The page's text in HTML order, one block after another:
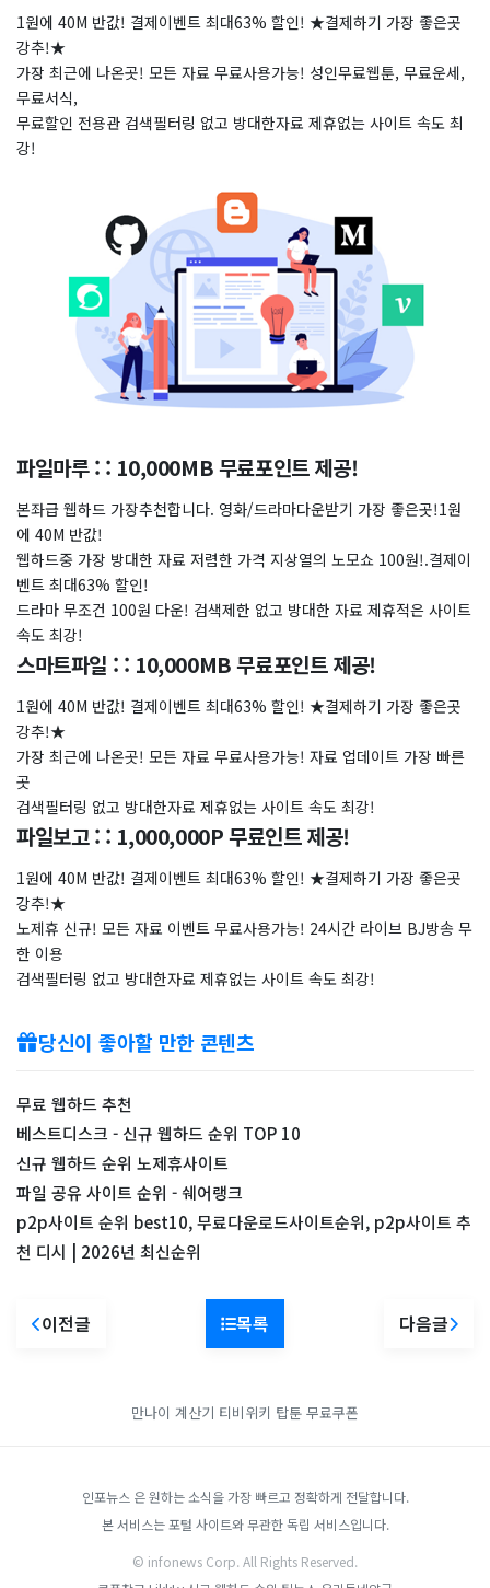
1원에 40M 반값! 결제이벤트 최대63% 할인! ★결제하기 가장 좋은곳
강추!★
가장 최근에 나온곳! 모든 자료 무료사용가능! 성인무료웹툰, 무료운세,
무료서식,
무료할인 전용관 검색필터링 없고 방대한자료 제휴없는 사이트 속도 최
강!
파일마루 : : 10,000MB 무료포인트 제공!
본좌급 웹하드 가장추천합니다. 영화/드라마다운받기 가장 좋은곳!1원
에 40M 반값!
웹하드중 가장 방대한 자료 저렴한 가격 지상열의 노모쇼 100원!.결제이
벤트 최대63% 할인!
드라마 무조건 100원 다운! 검색제한 없고 방대한 자료 제휴적은 사이트
속도 최강!
스마트파일 : : 10,000MB 무료포인트 제공!
1원에 40M 반값! 결제이벤트 최대63% 할인! ★결제하기 가장 좋은곳
강추!★
가장 최근에 나온곳! 모든 자료 무료사용가능! 자료 업데이트 가장 빠른
곳
검색필터링 없고 방대한자료 제휴없는 사이트 속도 최강!
파일보고 : : 1,000,000P 무료인트 제공!
1원에 40M 반값! 결제이벤트 최대63% 할인! ★결제하기 가장 좋은곳
강추!★
노제휴 신규! 모든 자료 이벤트 무료사용가능! 24시간 라이브 BJ방송 무
한 이용
검색필터링 없고 방대한자료 제휴없는 사이트 속도 최강!
당신이 좋아할 만한 콘텐츠
무료 웹하드 추천
베스트디스크 - 신규 웹하드 순위 TOP 10
신규 웹하드 순위 노제휴사이트
파일 공유 사이트 순위 - 쉐어랭크
p2p사이트 순위 best10, 무료다운로드사이트순위, p2p사이트 추
천 디시 | 2026년 최신순위
이전글 목록 다음글
만나이 계산기 티비위키 탑툰 무료쿠폰
인포뉴스 은 원하는 소식을 가장 빠르고 정확하게 전달합니다.
본 서비스는 포털 사이트와 무관한 독립 서비스입니다.
© infonews Corp. All Rights Reserved.